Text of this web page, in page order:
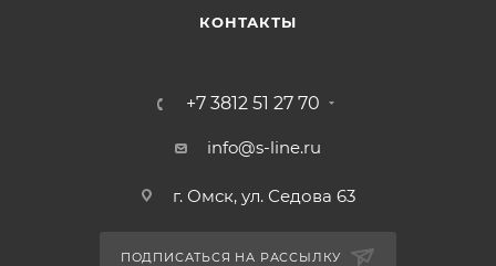
КОНТАКТЫ
+7 3812 51 27 70
info@s-line.ru
г. Омск, ул. Седова 63
ПОДПИСАТЬСЯ НА РАССЫЛКУ